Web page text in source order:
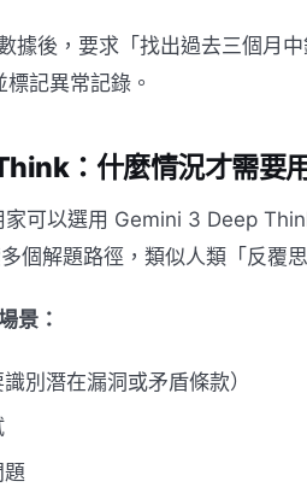
據後，要求「找出過去三個月
記異常記錄。
：什麼情況才需要
可以選用 Gemini 3 Deep
個解題路徑，類似人類「反覆
景：
別潛在漏洞或矛盾條款）